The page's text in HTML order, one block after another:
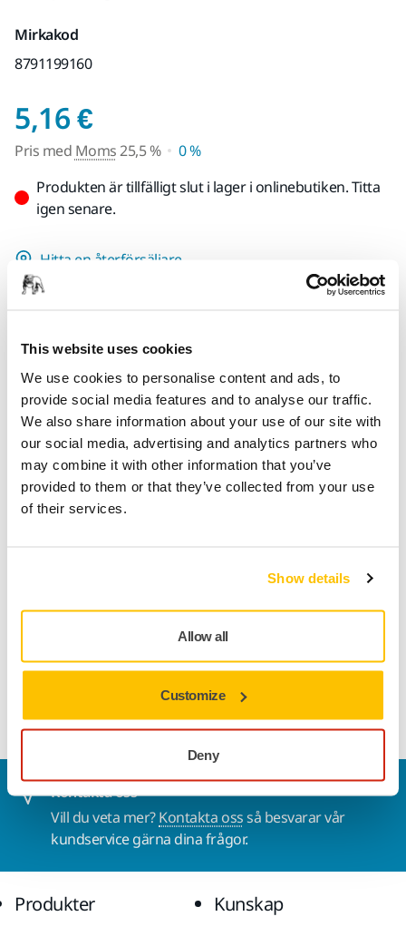
This website uses cookies
We use cookies to personalise content and ads, to
provide social media features and to analyse our traffic.
We also share information about your use of our site with
our social media, advertising and analytics partners who
may combine it with other information that you’ve
provided to them or that they’ve collected from your use
of their services.
Show details
Allow all
Customize
Deny
Mirkakod
8791199160
5,16 €Pris med Moms 25,5 %
Pris med Moms25,5 %
0 %
Produkten är tillfälligt slut i lager i onlinebutiken. Titta
igen senare.
Hitta en återförsäljare
TILLHANDAHÅLLS FÖR DIG
Snabb leverans
Fri frakt över 49.90€ inkl.moms
Säker kortbetalning
Uppföljning av försändelse
Gör en retur enkelt på www.mirka.com/sv-
fi/support/returnera-en-vara/
Produktinformation
Teknisk specifikation
and composites. Both dry and wet sanding.
Kontakta oss
Vill du veta mer?Kontakta ossså besvarar vår
kundservice gärna dina frågor.
Produkter Kunskap